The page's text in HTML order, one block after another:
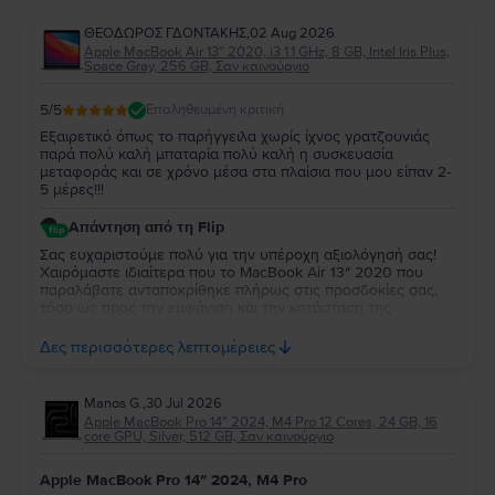
ΘΕΟΔΩΡΟΣ ΓΔΟΝΤΑΚΗΣ,02 Aug 2026
Apple MacBook Air 13″ 2020, i3 1.1 GHz, 8 GB, Intel Iris Plus,
Space Gray, 256 GB, Σαν καινούργιο
5/5 Επαληθευμένη κριτική
Εξαιρετικό όπως το παρήγγειλα χωρίς ίχνος γρατζουνιάς
παρά πολύ καλή μπαταρία πολύ καλή η συσκευασία
μεταφοράς και σε χρόνο μέσα στα πλαίσια που μου είπαν 2-
5 μέρες!!!
Απάντηση από τη Flip
Σας ευχαριστούμε πολύ για την υπέροχη αξιολόγησή σας!
Χαιρόμαστε ιδιαίτερα που το MacBook Air 13″ 2020 που
παραλάβατε ανταποκρίθηκε πλήρως στις προσδοκίες σας,
παράδοσης. Σας ευχαριστούμε για την εμπιστοσύνη σας και
ευχόμαστε να το χαρείτε!
Δες περισσότερες λεπτομέρειες
Manos G.,30 Jul 2026
Apple MacBook Pro 14″ 2024, M4 Pro 12 Cores, 24 GB, 16
core GPU, Silver, 512 GB, Σαν καινούργιο
Apple MacBook Pro 14″ 2024, M4 Pro